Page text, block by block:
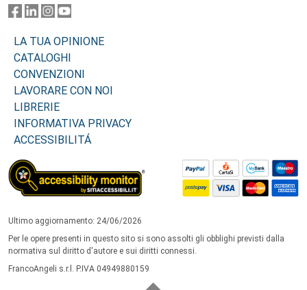
LA TUA OPINIONE
CATALOGHI
CONVENZIONI
LAVORARE CON NOI
LIBRERIE
INFORMATIVA PRIVACY
ACCESSIBILITÁ
Ultimo aggiornamento: 24/06/2026
Per le opere presenti in questo sito si sono assolti gli obblighi previsti dalla
normativa sul diritto d'autore e sui diritti connessi.
FrancoAngeli s.r.l. P.IVA 04949880159